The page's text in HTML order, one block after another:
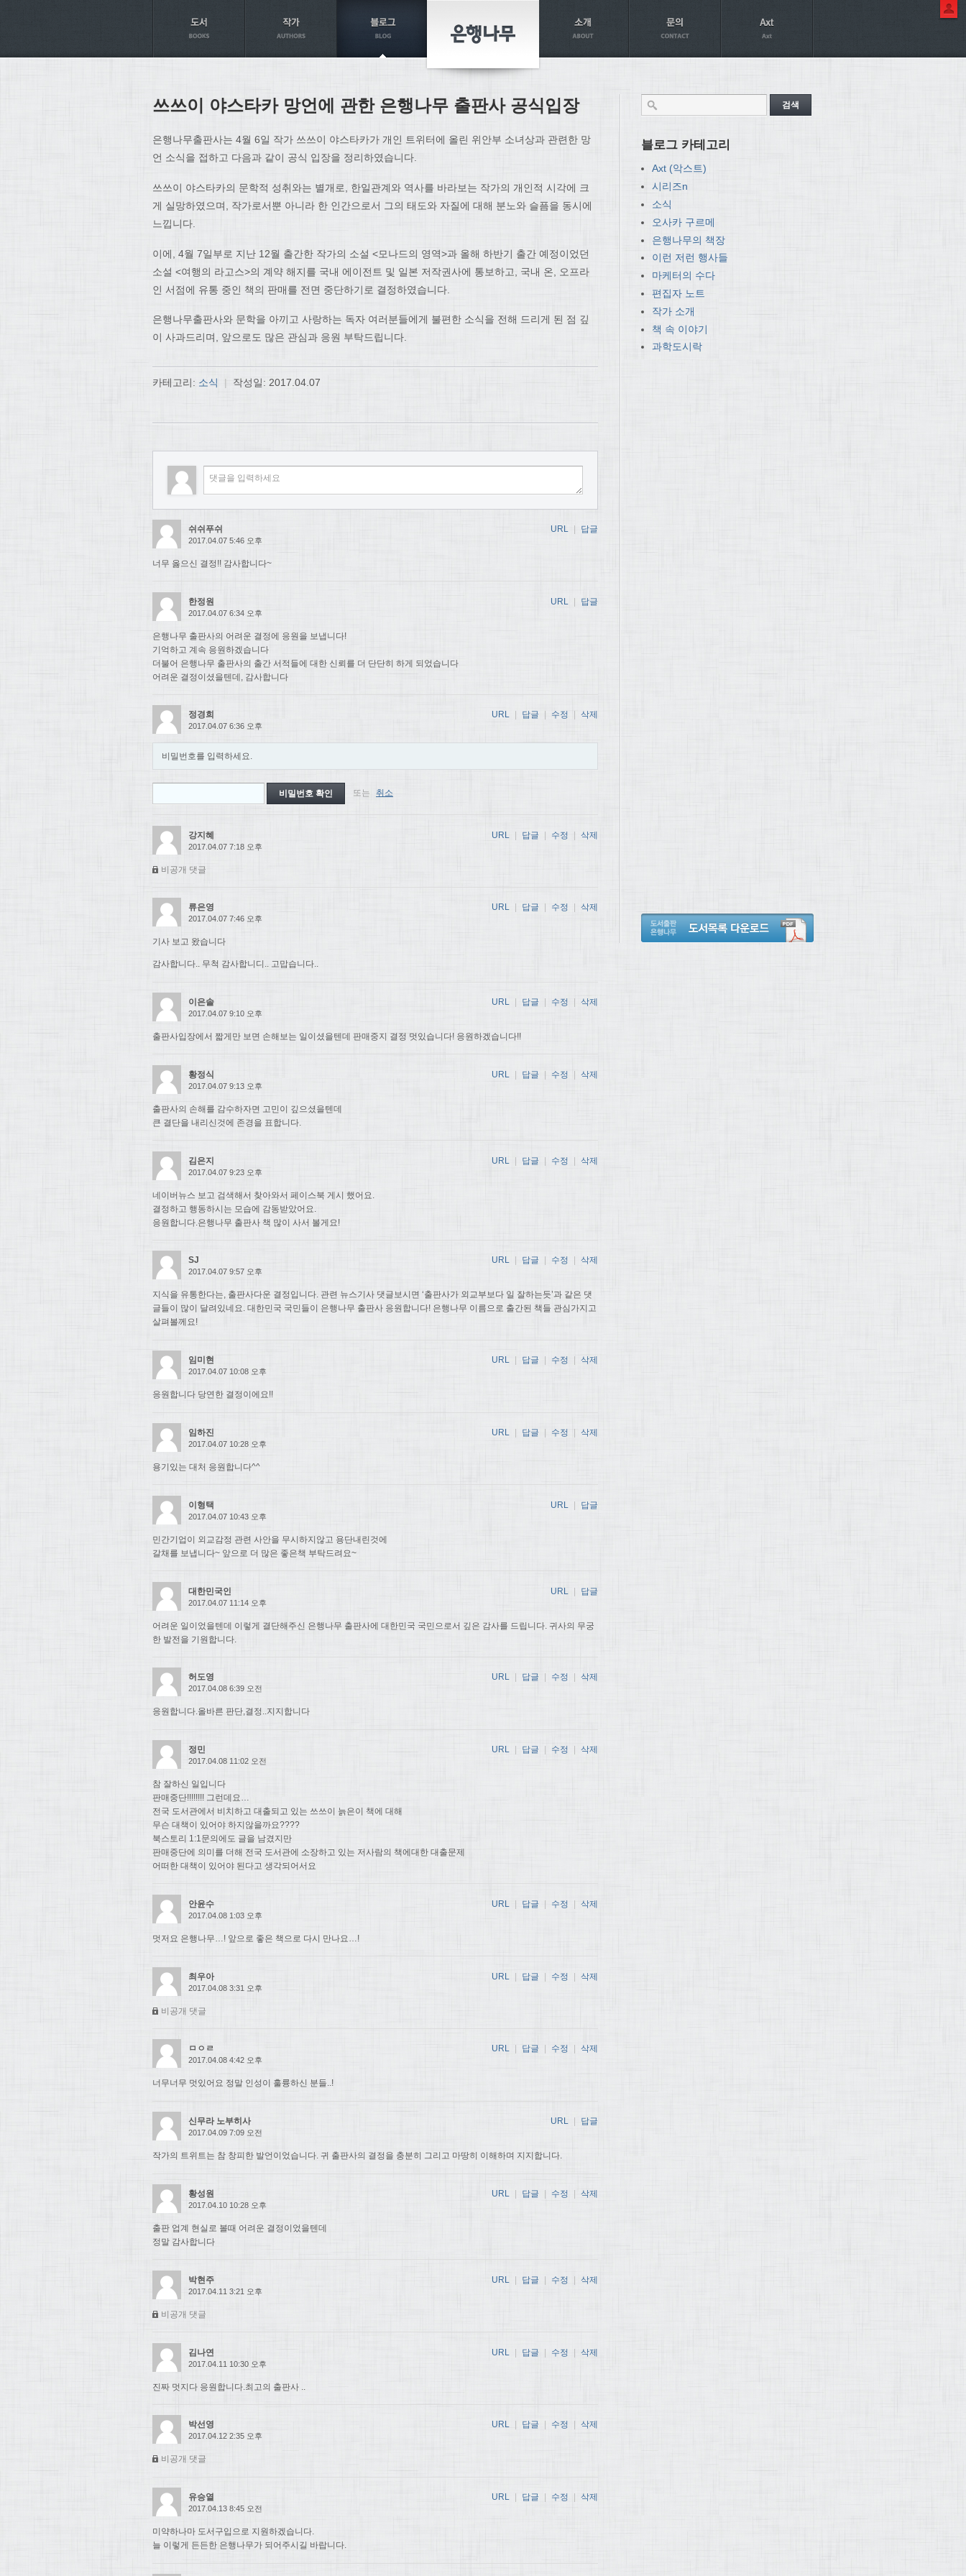
쓰쓰이 야스타카 망언에 관한 은행나무 출판사 공식입장
은행나무출판사는 4월 6일 작가 쓰쓰이 야스타카가 개인 트위터에 올린 위안부 소녀상과 관련한 망
언 소식을 접하고 다음과 같이 공식 입장을 정리하였습니다.
쓰쓰이 야스타카의 문학적 성취와는 별개로, 한일관계와 역사를 바라보는 작가의 개인적 시각에 크
게 실망하였으며, 작가로서뿐 아니라 한 인간으로서 그의 태도와 자질에 대해 분노와 슬픔을 동시에
느낍니다.
이에, 4월 7일부로 지난 12월 출간한 작가의 소설 <모나드의 영역>과 올해 하반기 출간 예정이었던
소설 <여행의 라고스>의 계약 해지를 국내 에이전트 및 일본 저작권사에 통보하고, 국내 온, 오프라
인 서점에 유통 중인 책의 판매를 전면 중단하기로 결정하였습니다.
은행나무출판사와 문학을 아끼고 사랑하는 독자 여러분들에게 불편한 소식을 전해 드리게 된 점 깊
이 사과드리며, 앞으로도 많은 관심과 응원 부탁드립니다.
카테고리: 소식 | 작성일: 2017.04.07
쉬쉬푸쉬
2017.04.07 5:46 오후
너무 옳으신 결정!! 감사합니다~
URL | 답글
한정원
2017.04.07 6:34 오후
은행나무 출판사의 어려운 결정에 응원을 보냅니다!
기억하고 계속 응원하겠습니다
더불어 은행나무 출판사의 출간 서적들에 대한 신뢰를 더 단단히 하게 되었습니다
어려운 결정이셨을텐데, 감사합니다
URL | 답글
정경희
2017.04.07 6:36 오후
비밀번호를 입력하세요.
또는 취소
URL 답글 수정 삭제
강지혜
2017.04.07 7:18 오후
비공개 댓글
URL | 답글 | 수정 | 삭제
류은영
2017.04.07 7:46 오후
기사 보고 왔습니다
감사합니다.. 무척 감사합니디.. 고맙습니다..
URL 답글 수정 삭제
이은솔
2017.04.07 9:10 오후
출판사입장에서 짧게만 보면 손해보는 일이셨을텐데 판매중지 결정 멋있습니다! 응원하겠습니다!!
URL 답글 수정 삭제
황정식
2017.04.07 9:13 오후
출판사의 손해를 감수하자면 고민이 깊으셨을텐데
큰 결단을 내리신것에 존경을 표합니다.
URL | 답글 | 수정 | 삭제
김은지
2017.04.07 9:23 오후
네이버뉴스 보고 검색해서 찾아와서 페이스북 게시 했어요.
결정하고 행동하시는 모습에 감동받았어요.
응원합니다.은행나무 출판사 책 많이 사서 볼게요!
URL | 답글 | 수정 | 삭제
SJ
2017.04.07 9:57 오후
지식을 유통한다는, 출판사다운 결정입니다. 관련 뉴스기사 댓글보시면 ‘출판사가 외교부보다 일 잘하는듯’과 같은 댓
글들이 많이 달려있네요. 대한민국 국민들이 은행나무 출판사 응원합니다! 은행나무 이름으로 출간된 책들 관심가지고
살펴볼께요!
URL 답글 수정 삭제
임미현
2017.04.07 10:08 오후
응원합니다 당연한 결정이에요!!
URL 답글 수정 삭제
임하진
2017.04.07 10:28 오후
용기있는 대처 응원합니다^^
URL 답글 수정 삭제
이형택
2017.04.07 10:43 오후
민간기업이 외교감정 관련 사안을 무시하지않고 용단내린것에
갈채를 보냅니다~ 앞으로 더 많은 좋은책 부탁드려요~
URL | 답글
대한민국인
2017.04.07 11:14 오후
어려운 일이었을텐데 이렇게 결단해주신 은행나무 출판사에 대한민국 국민으로서 깊은 감사를 드립니다. 귀사의 무궁
한 발전을 기원합니다.
URL | 답글
허도영
2017.04.08 6:39 오전
응원합니다.올바른 판단,결정..지지합니다
URL 답글 수정 삭제
정민
2017.04.08 11:02 오전
참 잘하신 일입니다
판매중단!!!!!!!! 그런데요…
전국 도서관에서 비치하고 대출되고 있는 쓰쓰이 늙은이 책에 대해
무슨 대책이 있어야 하지않을까요????
북스토리 1:1문의에도 글을 남겼지만
판매중단에 의미를 더해 전국 도서관에 소장하고 있는 저사람의 책에대한 대출문제
어떠한 대책이 있어야 된다고 생각되어서요
URL 답글 수정 삭제
안윤수
2017.04.08 1:03 오후
멋저요 은행나무…! 앞으로 좋은 책으로 다시 만나요…!
URL | 답글 | 수정 | 삭제
최우아
2017.04.08 3:31 오후
비공개 댓글
URL | 답글 | 수정 | 삭제
ㅁㅇㄹ
2017.04.08 4:42 오후
너무너무 멋있어요 정말 인성이 훌륭하신 분들..!
URL 답글 수정 삭제
신무라 노부히사
2017.04.09 7:09 오전
작가의 트위트는 참 창피한 발언이었습니다. 귀 출판사의 결정을 충분히 그리고 마땅히 이해하며 지지합니다.
URL 답글
황성원
2017.04.10 10:28 오후
출판 업계 현실로 볼때 어려운 결정이었을텐데
정말 감사합니다
URL 답글 수정 삭제
박현주
2017.04.11 3:21 오후
비공개 댓글
URL | 답글 | 수정 | 삭제
김나연
2017.04.11 10:30 오후
진짜 멋지다 응원합니다.최고의 출판사 ..
URL | 답글 | 수정 | 삭제
박선영
2017.04.12 2:35 오후
비공개 댓글
URL 답글 수정 삭제
유승열
2017.04.13 8:45 오전
미약하나마 도서구입으로 지원하겠습니다.
늘 이렇게 든든한 은행나무가 되어주시길 바랍니다.
URL 답글 수정 삭제
블로그 카테고리
Axt (악스트)
시리즈n
소식
오사카 구르메
은행나무의 책장
이런 저런 행사들
마케터의 수다
편집자 노트
작가 소개
책 속 이야기
과학도시락